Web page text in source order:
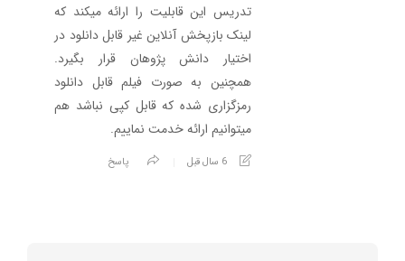
تدریس این قابلیت را ارائه ميکند که
لينک بازپخش آنلاين غير قابل دانلود در
اختيار دانش پژوهان قرار بگيرد.
همچنين به صورت فيلم قابل دانلود
رمزگزاری شده که قابل کپی نباشد هم
میتوانیم ارائه خدمت نماييم.
6 سال قبل پاسخ